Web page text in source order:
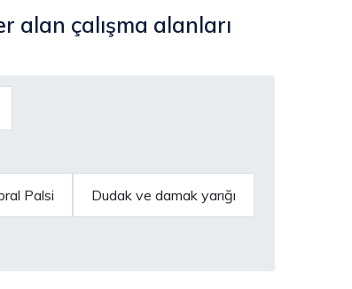
alan çalışma alanları
Palsi Dudak ve damak yarığı